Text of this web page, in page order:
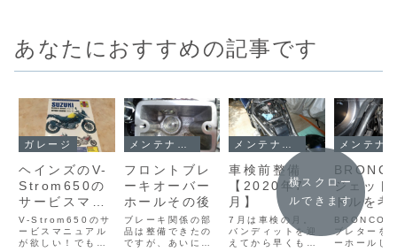
あなたにおすすめの記事です
ガレージ
ヘインズのV-
Strom650の
サービスマニ
ュアルを購入
V-Strom650のサ
ービスマニュアル
が欲しい！でも高
フロントブレ
ーキオーバー
ホールその後
ブレーキ関係の部
品は整備できたの
ですが、あいにく
車検前整備
【2020年7
月】
7月は車検の月。
バンディットを迎
えてから早くも2
ジェット
ドルを考
BRONCO
ブレターを
ーホールし
横スクロー
ルできます